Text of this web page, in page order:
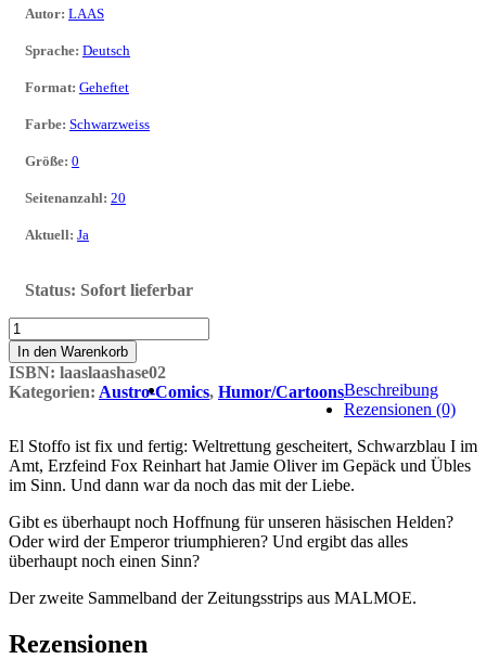
Autor: LAAS
Sprache: Deutsch
Format: Geheftet
Farbe: Schwarzweiss
Größe: 0
Seitenanzahl: 20
Aktuell: Ja
Status: Sofort lieferbar
Hasenchroniken02
Menge
In den Warenkorb
ISBN: laaslaashase02
Kategorien: Austro-Comics, Humor/CartoonsBeschreibung
Rezensionen (0)
El Stoffo ist fix und fertig: Weltrettung gescheitert, Schwarzblau I im
Amt, Erzfeind Fox Reinhart hat Jamie Oliver im Gepäck und Übles
im Sinn. Und dann war da noch das mit der Liebe.
Gibt es überhaupt noch Hoffnung für unseren häsischen Helden?
Oder wird der Emperor triumphieren? Und ergibt das alles
überhaupt noch einen Sinn?
Der zweite Sammelband der Zeitungsstrips aus MALMOE.
Rezensionen